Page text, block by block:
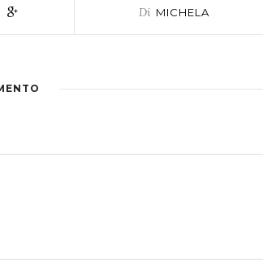
Di MICHELA